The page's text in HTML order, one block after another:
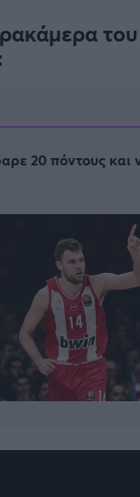
του
20 πόντους και